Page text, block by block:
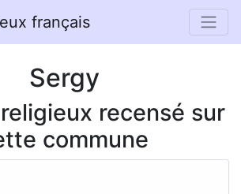
français
Sergy
recensé sur
commune